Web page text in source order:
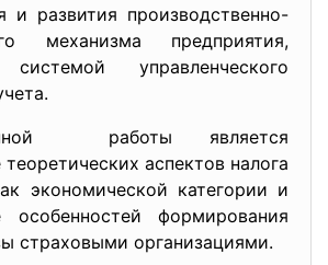
и развития производственно-
механизма предприятия,
системой управленческого
работы является
аспектов налога
экономической категории и
особенностей формирования
страховыми организациями.